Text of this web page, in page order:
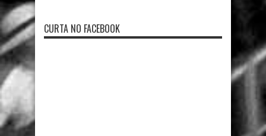
CURTA NO FACEBOOK